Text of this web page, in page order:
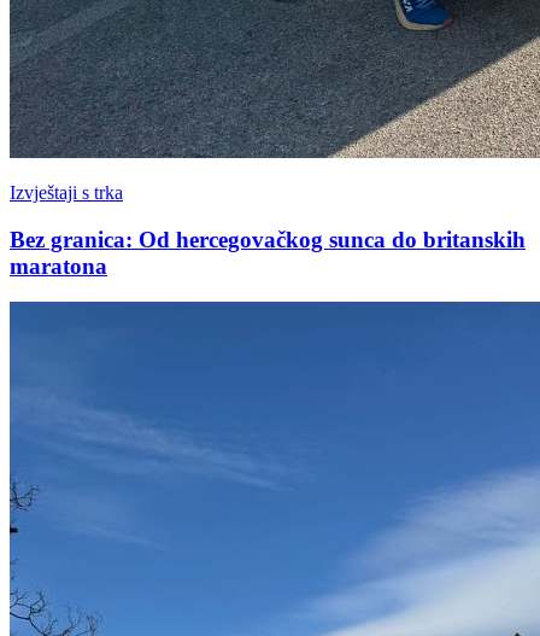
Izvještaji s trka
Bez granica: Od hercegovačkog sunca do britanskih
maratona